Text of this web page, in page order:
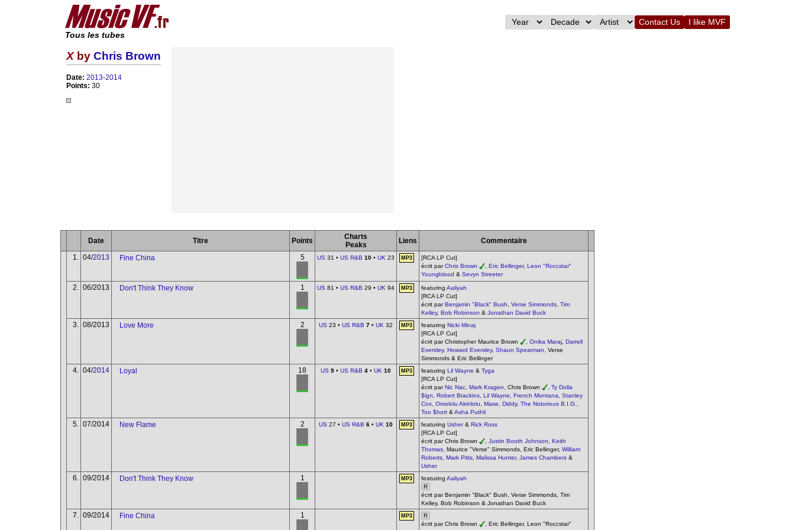
Tous les tubes
Contact Us I like MVF
Xby Chris Brown
Date: 2013-2014
Points: 30
Date Titre Points
Charts
Peaks
Liens
Commentaire
1.
04/2013 Fine China 5 US 31 • US R&B 10 • UK 23 MP3
[RCA LP Cut]
écrit parChris Brown Eric Bellinger, Leon "Roccstar"
Youngblood & Sevyn Streeter
2. 06/2013 Don't Think They Know 1 US 81 • US R&B 29 • UK 94 MP3 featuring Aaliyah
[RCA LP Cut]
écrit parBenjamin "Black" Bush Verse Simmonds Tim
Kelley, Bob Robinson & Jonathan David Buck
3. 08/2013 Love More 2 US 23 • US R&B 7 • UK 32 MP3 featuring Nicki Minaj
[RCA LP Cut]
écrit par Christopher Maurice Brown
Onika Maraj Darrell
Eversley, Howard Eversley, Shaun Spearman , Verse
Simmonds & Eric Bellinger
4. 04/2014 Loyal 18 US 9 • US R&B 4 • UK 10 MP3 featuring Lil Wayne & Tyga
[RCA LP Cut]
écrit parNic Nac Mark Kragen , Chris Brown
Ty Dolla
$ign
Robert Brackins Lil Wayne French Montana
Stanley
Cox Omololu Akinlolu Mase Diddy, The Notorious B.I.G.
Too $hort & Asha Puthli
5. 07/2014 New Flame 2 US 27 • US R&B 6 • UK 10 MP3 featuring Usher& Rick Ross
[RCA LP Cut]
écrit par Chris Brown
Justin Booth Johnson
Keith
Thomas , Maurice "Verse" Simmonds, Eric Bellinger, William
Roberts Mark Pitts Malissa Hunter, James Chambers &
Usher
6. 09/2014 Don't Think They Know 1 MP3 featuring Aaliyah
R
écrit par Benjamin "Black" Bush, Verse Simmonds, Tim
Kelley, Bob Robinson & Jonathan David Buck
7. 09/2014 Fine China 1 MP3
R
écrit par Chris Brown
, Eric Bellinger, Leon "Roccstar"